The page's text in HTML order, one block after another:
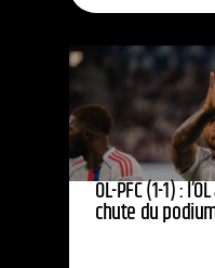
OL-PFC (1-1) :
chute du